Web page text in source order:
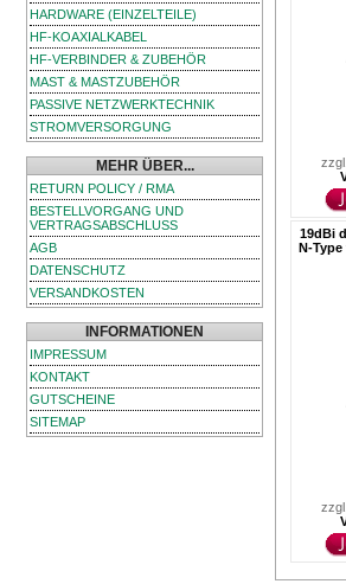
HARDWARE (EINZELTEILE)
HF-KOAXIALKABEL
HF-VERBINDER & ZUBEHÖR
MAST & MASTZUBEHÖR
PASSIVE NETZWERKTECHNIK
STROMVERSORGUNG
MEHR ÜBER...
RETURN POLICY / RMA
BESTELLVORGANG UND
VERTRAGSABSCHLUSS
AGB
DATENSCHUTZ
VERSANDKOSTEN
INFORMATIONEN
IMPRESSUM
KONTAKT
GUTSCHEINE
SITEMAP
19dBi
N-Type